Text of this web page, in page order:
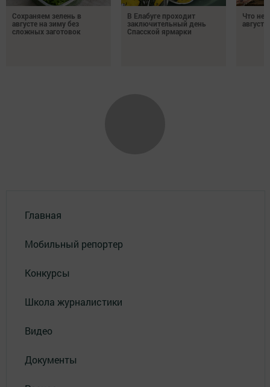
Сохраняем зелень в
августе на зиму без
сложных заготовок
В Елабуге проходит
заключительный день
Спасской ярмарки
Что
Главная
Мобильный репортер
Конкурсы
Школа журналистики
Видео
Документы